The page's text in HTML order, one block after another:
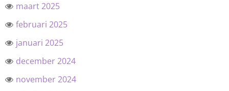
maart 2025
februari 2025
januari 2025
december 2024
november 2024